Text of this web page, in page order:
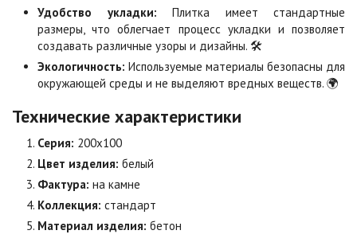
Мокко
1 040 ₽/м 2
Неаполь
1 040 ₽ /м 2
Оранжевая
Осень
Особая серия
1 040 ₽
2
Сахара
Удобство укладки: Плитка имеет стандартные
размеры, что облегчает процесс укладки и позволяет
создавать различные узоры и дизайны. 🛠️
Экологичность: Используемые материалы безопасны для
окружающей среды и не выделяют вредных веществ. 🌍
Технические характеристики
Серия: 200х100
Цвет изделия: белый
Фактура: на камне
Коллекция: стандарт
Материал изделия: бетон